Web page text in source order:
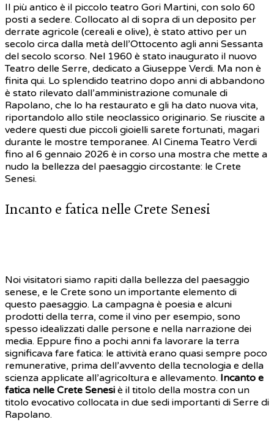
Il più antico è il piccolo teatro Gori Martini, con solo 60
posti a sedere. Collocato al di sopra di un deposito per
derrate agricole (cereali e olive), è stato attivo per un
secolo circa dalla metà dell’Ottocento agli anni Sessanta
del secolo scorso. Nel 1960 è stato inaugurato il nuovo
Teatro delle Serre, dedicato a Giuseppe Verdi. Ma non è
finita qui. Lo splendido teatrino dopo anni di abbandono
è stato rilevato dall’amministrazione comunale di
Rapolano, che lo ha restaurato e gli ha dato nuova vita,
riportandolo allo stile neoclassico originario. Se riuscite a
vedere questi due piccoli gioielli sarete fortunati, magari
durante le mostre temporanee. Al Cinema Teatro Verdi
fino al 6 gennaio 2026 è in corso una mostra che mette a
nudo la bellezza del paesaggio circostante: le Crete
Senesi.
Incanto e fatica nelle Crete Senesi
Noi visitatori siamo rapiti dalla bellezza del paesaggio
senese, e le Crete sono un importante elemento di
questo paesaggio. La campagna è poesia e alcuni
prodotti della terra, come il vino per esempio, sono
spesso idealizzati dalle persone e nella narrazione dei
media. Eppure fino a pochi anni fa lavorare la terra
significava fare fatica: le attività erano quasi sempre poco
remunerative, prima dell’avvento della tecnologia e della
scienza applicate all’agricoltura e allevamento. Incanto e
fatica nelle Crete Senesi è il titolo della mostra con un
titolo evocativo collocata in due sedi importanti di Serre di
Rapolano.